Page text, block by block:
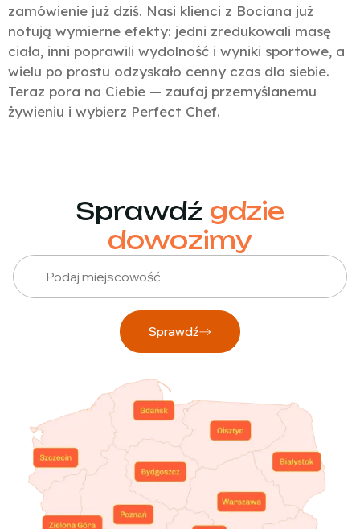
zamówienie już dziś. Nasi klienci z Bociana już
notują wymierne efekty: jedni zredukowali masę
ciała, inni poprawili wydolność i wyniki sportowe, a
wielu po prostu odzyskało cenny czas dla siebie.
Teraz pora na Ciebie — zaufaj przemyślanemu
żywieniu i wybierz Perfect Chef.
Sprawdź gdzie
dowozimy
Sprawdź